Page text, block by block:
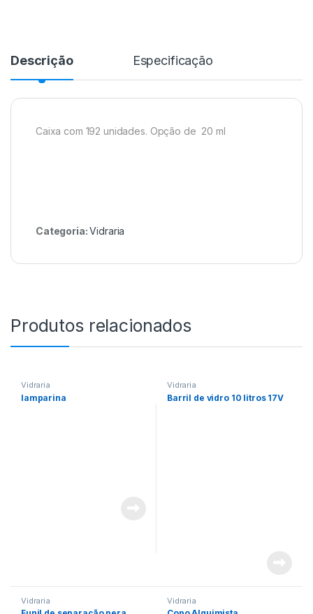
Descrição Especificação
Caixa com 192 unidades. Opção de 20 ml
Categoria:Vidraria
Produtos relacionados
Vidraria
lamparina
Vidraria
Barril de vidro 10 litros 17V
Vidraria Vidraria